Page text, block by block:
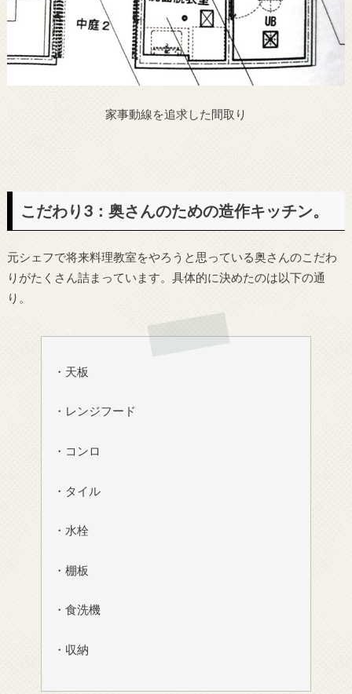
家事動線を追求した間取り
こだわり3：奥さんのための造作キッチン。
元シェフで将来料理教室をやろうと思っている奥さんのこだわ
りがたくさん詰まっています。具体的に決めたのは以下の通
り。
・天板
・レンジフード
・コンロ
・タイル
・水栓
・棚板
・食洗機
・収納